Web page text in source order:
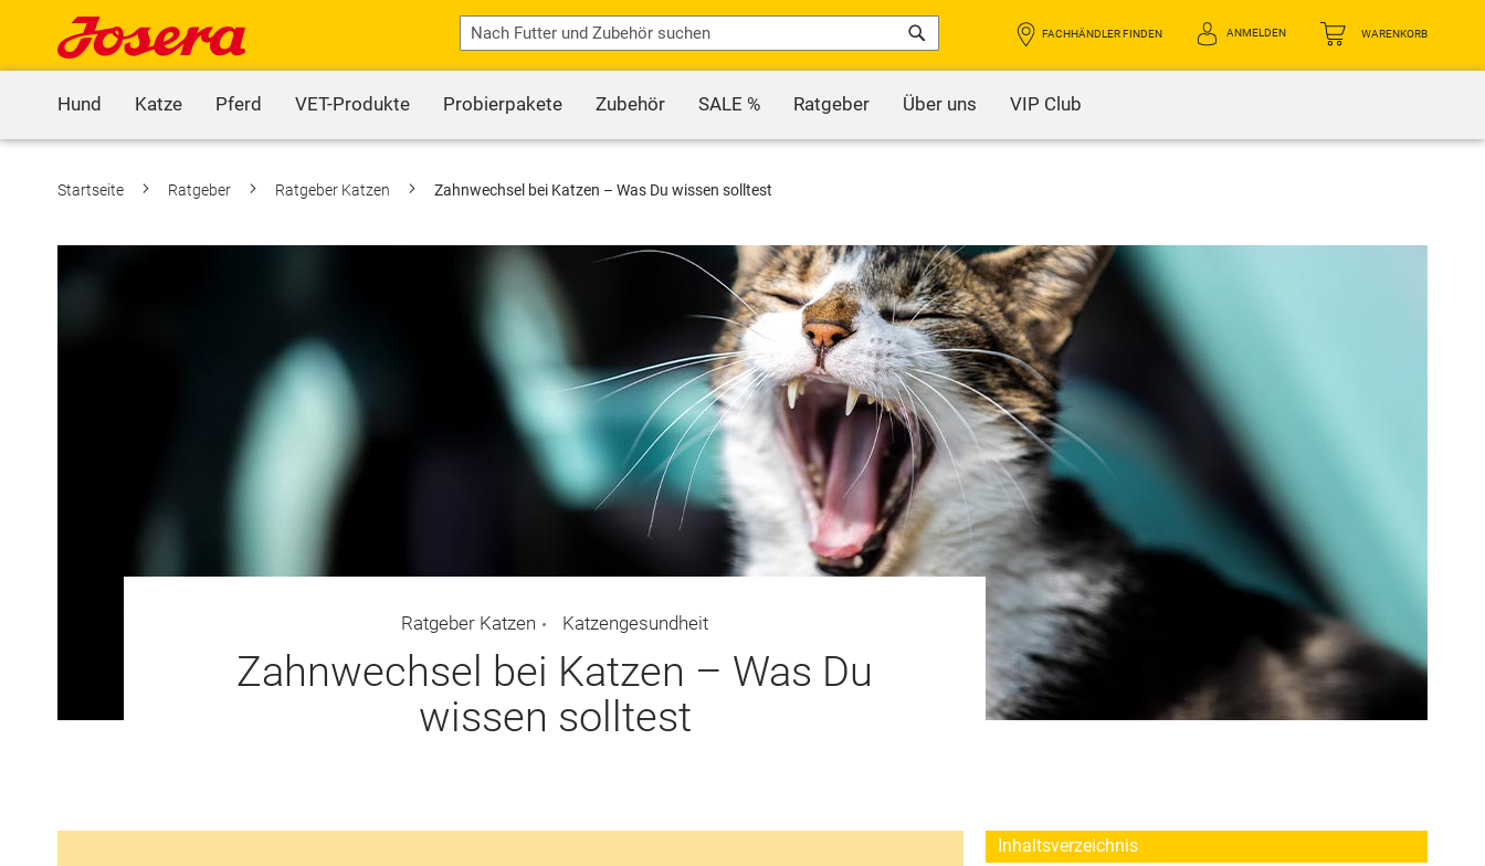
WARENKORB
FACHHÄNDLER FINDEN ANMELDEN
Search
Hund
Katze Pferd VET-Produkte Probierpakete Zubehör SALE % Ratgeber Über uns VIP Club
Startseite Ratgeber Ratgeber Katzen Zahnwechsel bei Katzen – Was Du wissen solltest
Ratgeber Katzen Katzengesundheit
Zahnwechsel bei Katzen – Was Du
wissen solltest
Inhaltsverzeichnis